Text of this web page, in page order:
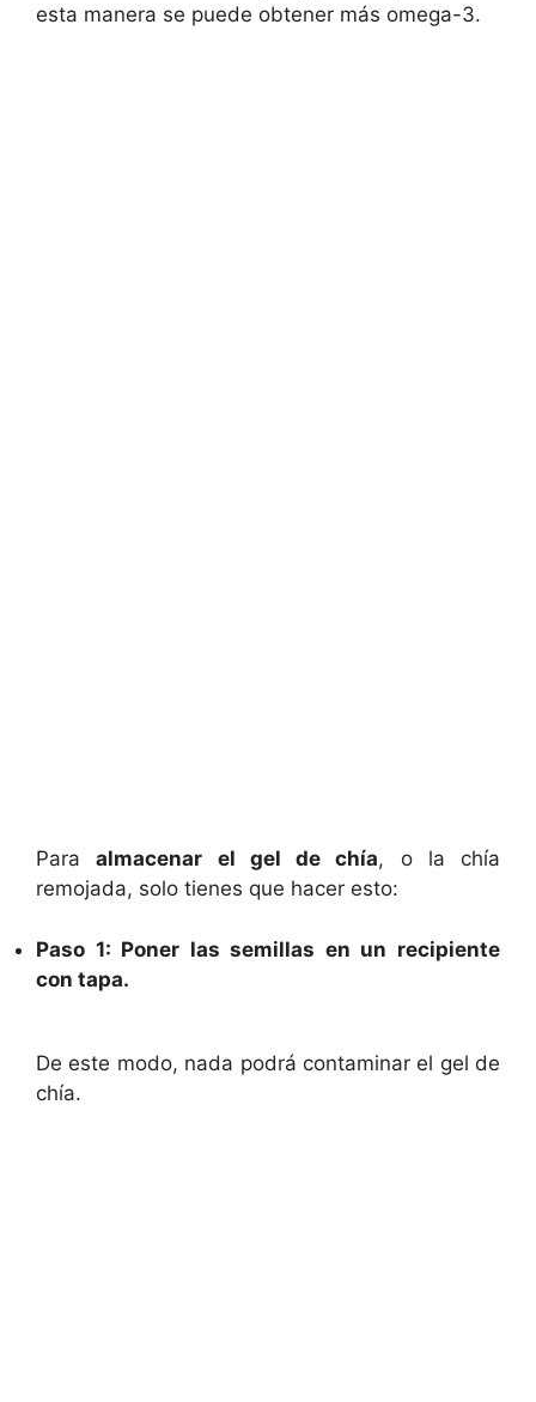
esta manera se puede obtener más omega-3.
Paraalmacenar el gel de chía, o la chía
remojada, solo tienes que hacer esto:
Paso 1: Poner las semillas en un recipiente
con tapa.
De este modo, nada podrá contaminar el gel de
chía.